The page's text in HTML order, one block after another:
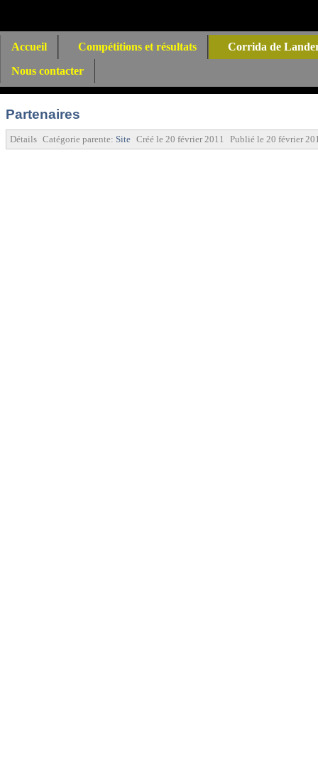
Accueil Compétitions et résultats
Corrida de
Nous contacter
Partenaires
Détails Catégorie parente: Site Créé le 20 février 2011 Publié le 20 février